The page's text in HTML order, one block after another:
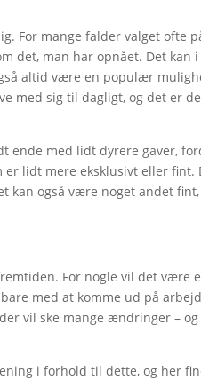
For mange falder valget ofte
det, man har opnået. Det
altid være en populær
med sig til dagligt, og det er
ende med lidt dyrere gaver,
er lidt mere eksklusivt eller
også være noget andet
For nogle vil det være
med at komme ud på
vil ske mange ændringer –
i forhold til dette, og her